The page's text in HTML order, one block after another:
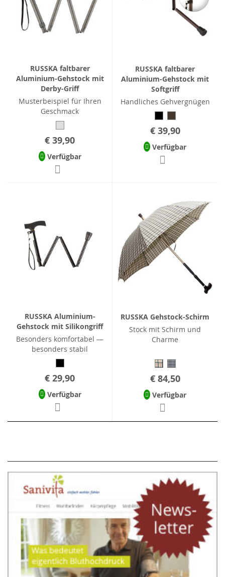
RUSSKA faltbarer
Aluminium-Gehstock mit
Derby-Griff
Musterbeispiel für Ihren
Geschmack
€ 39,90
Verfügbar
RUSSKA faltbarer
Aluminium-Gehstock mit
Softgriff
Handliches Gehvergnügen
€ 39,90
Verfügbar
RUSSKA Aluminium-
Gehstock mit Silikongriff
Besonders komfortabel —
besonders stabil
€ 29,90
Verfügbar
RUSSKA Gehstock-Schirm
Stock mit Schirm und
Charme
€ 84,50
Verfügbar